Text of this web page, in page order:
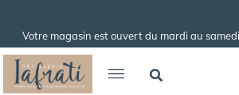
Votre magasin est ouvert du mardi au